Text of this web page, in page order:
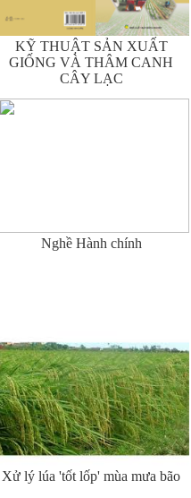
KỸ THUẬT SẢN XUẤT
GIỐNG VÀ THÂM CANH
CÂY LẠC
Nghề Hành chính
Xử lý lúa 'tốt lốp' mùa mưa bão